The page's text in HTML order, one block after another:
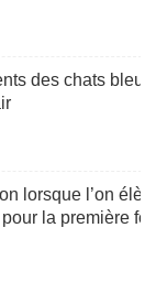
des chats bleus
lorsque l’on
la première